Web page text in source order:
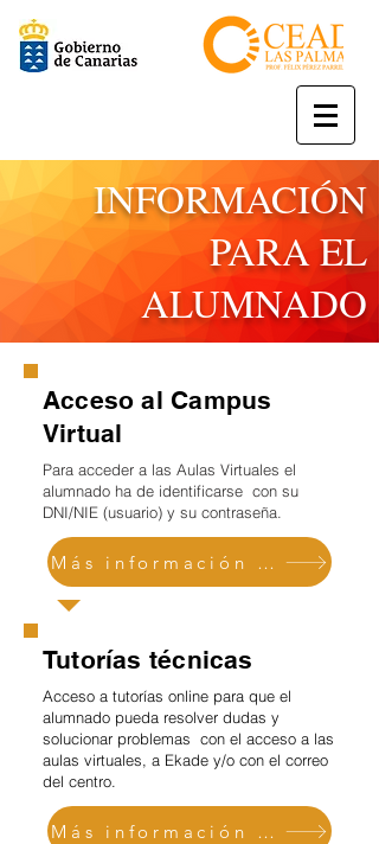
INFORMACIÓN
PARA EL
ALUMNADO
Acceso al Campus
Virtual
Para acceder a las Aulas Virtuales el
alumnado ha de identificarse con su
DNI/NIE (usuario) y su contraseña.
Más información y acceso
Tutorías técnicas
Acceso a tutorías online para que el
alumnado pueda resolver dudas y
solucionar problemas con el acceso a las
aulas virtuales, a Ekade y/o con el correo
del centro.
Más información y acceso